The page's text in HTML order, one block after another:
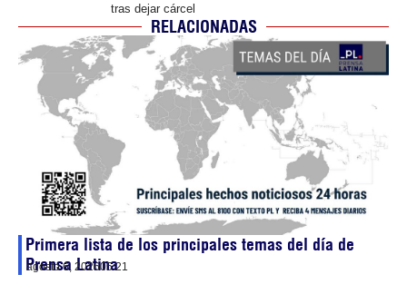
tras dejar cárcel
RELACIONADAS
Primera lista de los principales temas del día de
Prensa Latina
agosto 6, 202605:21